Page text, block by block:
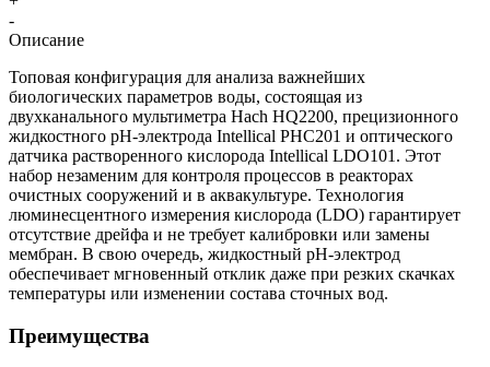
-
Описание
Топовая конфигурация для анализа важнейших
биологических параметров воды, состоящая из
двухканального мультиметра Hach HQ2200, прецизионного
жидкостного pH-электрода Intellical PHC201 и оптического
датчика растворенного кислорода Intellical LDO101. Этот
набор незаменим для контроля процессов в реакторах
очистных сооружений и в аквакультуре. Технология
люминесцентного измерения кислорода (LDO) гарантирует
отсутствие дрейфа и не требует калибровки или замены
мембран. В свою очередь, жидкостный pH-электрод
обеспечивает мгновенный отклик даже при резких скачках
температуры или изменении состава сточных вод.
Преимущества